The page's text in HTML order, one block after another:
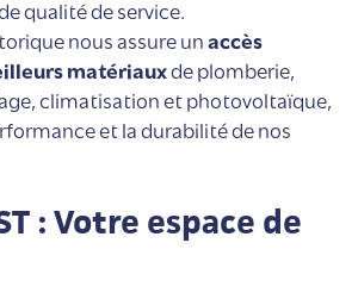
qualité de service.
nous assure unaccès
matériauxde plomberie,
climatisation et photovoltaïque,
et la durabilité de nos
: Votre espace de